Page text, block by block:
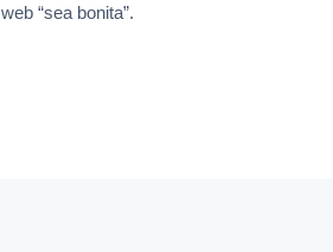
web “sea bonita”.